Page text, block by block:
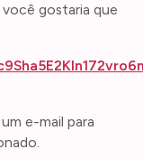
gostaria que
e-mail para